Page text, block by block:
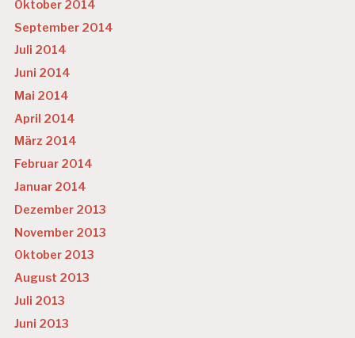
Oktober 2014
September 2014
Juli 2014
Juni 2014
Mai 2014
April 2014
März 2014
Februar 2014
Januar 2014
Dezember 2013
November 2013
Oktober 2013
August 2013
Juli 2013
Juni 2013